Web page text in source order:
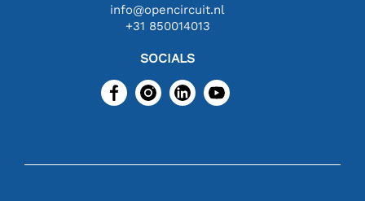
info@opencircuit.nl
+31 850014013
SOCIALS